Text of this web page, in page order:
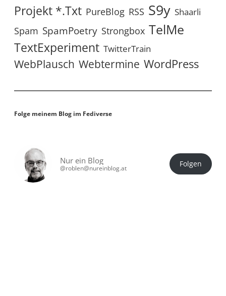
Projekt *.txt PureBlog RSS S9y Shaarli
Spam SpamPoetry Strongbox TelMe
TextExperiment TwitterTrain
WebPlausch Webtermine WordPress
Folge meinem Blog im Fediverse
Nur ein Blog
@roblen@nureinblog.at Folgen